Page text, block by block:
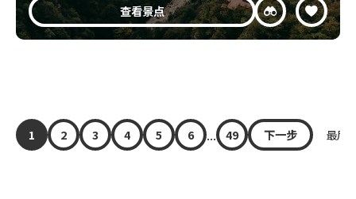
查看景点
1 2 3 4 5 6 ... 49 下一步 最后 »